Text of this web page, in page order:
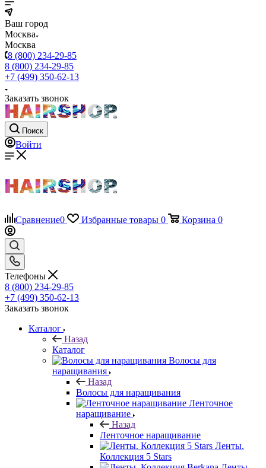
Ваш город
Москва
Москва
8 (800) 234-29-85
8 (800) 234-29-85
+7 (499) 350-62-13
Заказать звонок
Поиск
Войти
Сравнение0 Избранные товары 0 Корзина 0
Телефоны
8 (800) 234-29-85
+7 (499) 350-62-13
Заказать звонок
Каталог
Назад
Каталог
Волосы для
наращивания
Назад
Волосы для наращивания
Ленточное
наращивание
Назад
Ленточное наращивание
Ленты.
Коллекция 5 Stars